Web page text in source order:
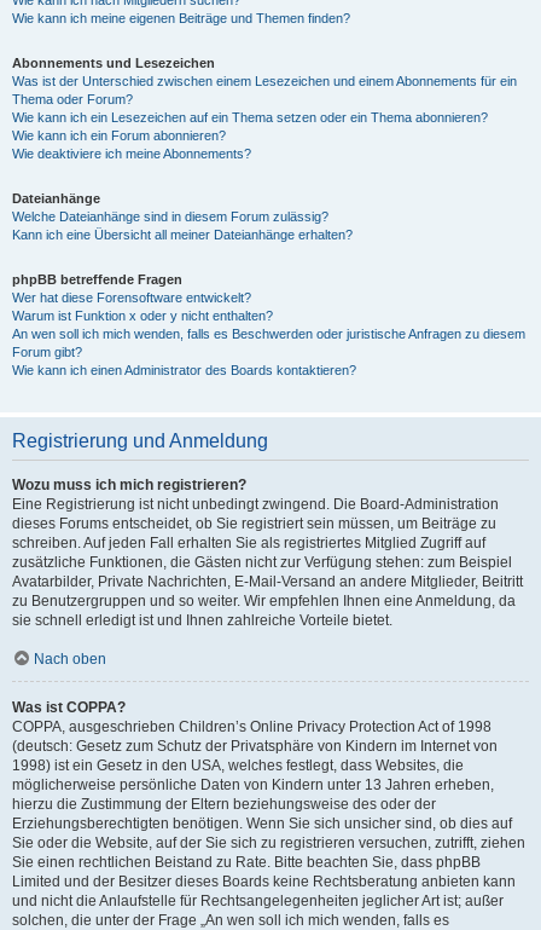
Wie kann ich meine eigenen Beiträge und Themen finden?
Abonnements und Lesezeichen
Was ist der Unterschied zwischen einem Lesezeichen und einem Abonnements für ein
Thema oder Forum?
Wie kann ich ein Lesezeichen auf ein Thema setzen oder ein Thema abonnieren?
Wie kann ich ein Forum abonnieren?
Wie deaktiviere ich meine Abonnements?
Dateianhänge
Welche Dateianhänge sind in diesem Forum zulässig?
Kann ich eine Übersicht all meiner Dateianhänge erhalten?
phpBB betreffende Fragen
Wer hat diese Forensoftware entwickelt?
Warum ist Funktion x oder y nicht enthalten?
An wen soll ich mich wenden, falls es Beschwerden oder juristische Anfragen zu diesem
Forum gibt?
Wie kann ich einen Administrator des Boards kontaktieren?
Registrierung und Anmeldung
Wozu muss ich mich registrieren?
Eine Registrierung ist nicht unbedingt zwingend. Die Board-Administration
dieses Forums entscheidet, ob Sie registriert sein müssen, um Beiträge zu
schreiben. Auf jeden Fall erhalten Sie als registriertes Mitglied Zugriff auf
zusätzliche Funktionen, die Gästen nicht zur Verfügung stehen: zum Beispiel
Avatarbilder, Private Nachrichten, E-Mail-Versand an andere Mitglieder, Beitritt
zu Benutzergruppen und so weiter. Wir empfehlen Ihnen eine Anmeldung, da
sie schnell erledigt ist und Ihnen zahlreiche Vorteile bietet.
Nach oben
Was ist COPPA?
COPPA, ausgeschrieben Children’s Online Privacy Protection Act of 1998
(deutsch: Gesetz zum Schutz der Privatsphäre von Kindern im Internet von
1998) ist ein Gesetz in den USA, welches festlegt, dass Websites, die
möglicherweise persönliche Daten von Kindern unter 13 Jahren erheben,
hierzu die Zustimmung der Eltern beziehungsweise des oder der
Erziehungsberechtigten benötigen. Wenn Sie sich unsicher sind, ob dies auf
Sie oder die Website, auf der Sie sich zu registrieren versuchen, zutrifft, ziehen
Sie einen rechtlichen Beistand zu Rate. Bitte beachten Sie, dass phpBB
Limited und der Besitzer dieses Boards keine Rechtsberatung anbieten kann
und nicht die Anlaufstelle für Rechtsangelegenheiten jeglicher Art ist; außer
solchen, die unter der Frage „An wen soll ich mich wenden, falls es